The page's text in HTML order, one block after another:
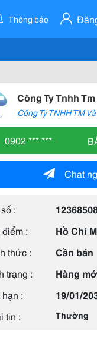
Thông báo
Công Ty Tnhh
Công Ty TNHH TM
0902 *** ***
Chat
:
:
Hồ Chí
thức :
Cần bán
trạng :
Hàng
:
19/01/
tin :
Thường